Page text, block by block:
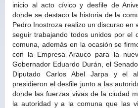
inicio al acto cívico y desfile de
donde se destaco la historia de la
Pedro Inostroza realizo un discurso en
seguir trabajando todos unidos por el
comuna, además en la ocasión se
con la Empresa Arauco para la
Gobernador Eduardo Durán, el
Diputado Carlos Abel Jarpa y el
presidieron el desfile junto a las
donde las fuerzas vivas de la ciudad
la autoridad y a la comuna que las